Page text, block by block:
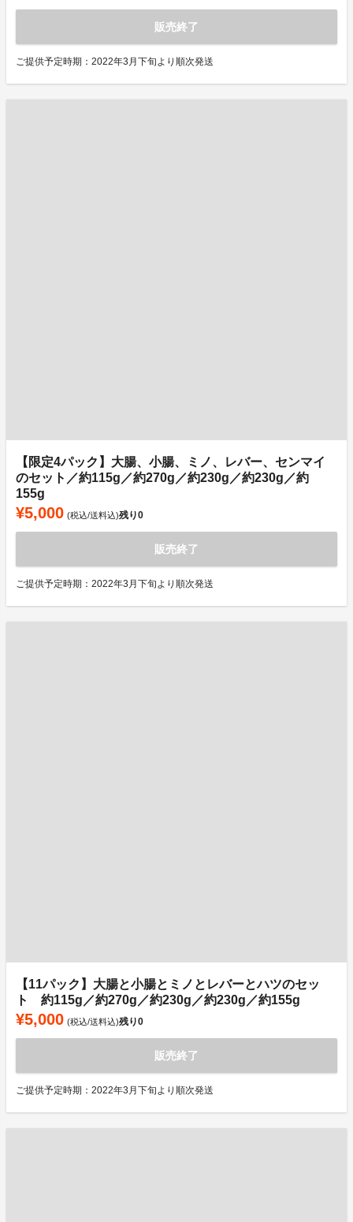
販売終了
ご提供予定時期：2022年3月下旬より順次発送
【限定4パック】大腸、小腸、ミノ、レバー、センマイ
のセット／約115g／約270g／約230g／約230g／約
155g
¥5,000 (税込/送料込)残り0
販売終了
ご提供予定時期：2022年3月下旬より順次発送
【11パック】大腸と小腸とミノとレバーとハツのセッ
ト 約115g／約270g／約230g／約230g／約155g
¥5,000 (税込/送料込)残り0
販売終了
ご提供予定時期：2022年3月下旬より順次発送